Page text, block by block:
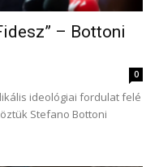
– Bottoni
0
ideológiai fordulat felé
Stefano Bottoni